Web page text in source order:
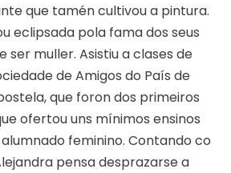
que tamén cultivou a pintura.
eclipsada pola fama dos seus
ser muller. Asistiu a clases de
de Amigos do País de
que foron dos primeiros
ofertou uns mínimos ensinos
feminino. Contando co
pensa desprazarse a